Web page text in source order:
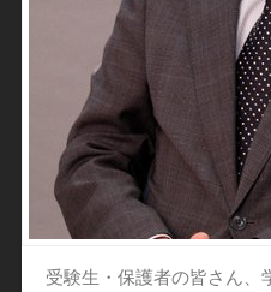
受験生・保護者の皆さん、